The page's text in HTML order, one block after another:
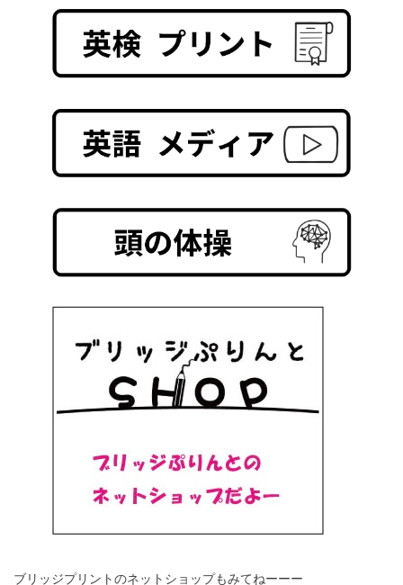
ブリッジプリントのネットショップもみてねーーー